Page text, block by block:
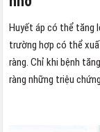
Huyết áp có thể tăng
trường hợp có thể
ràng. Chỉ khi bệnh
ràng những triệu